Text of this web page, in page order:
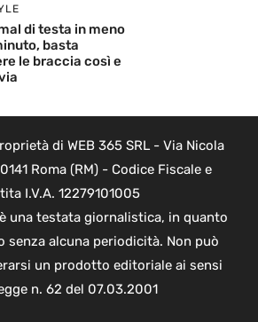
di testa in meno
basta
le braccia così e
di WEB 365 SRL - Via Nicola
Roma (RM) - Codice Fiscale e
I.V.A. 12279101005
una testata giornalistica, in quanto
senza alcuna periodicità. Non può
un prodotto editoriale ai sensi
n. 62 del 07.03.2001